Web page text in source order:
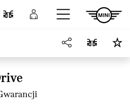
Porównaj Zaloguj się